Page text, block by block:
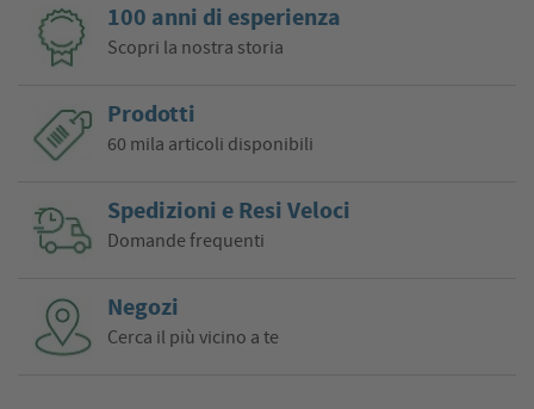
100 anni di esperienza
Scopri la nostra storia
Prodotti
60 mila articoli disponibili
Spedizioni e Resi Veloci
Domande frequenti
Negozi
Cerca il più vicino a te